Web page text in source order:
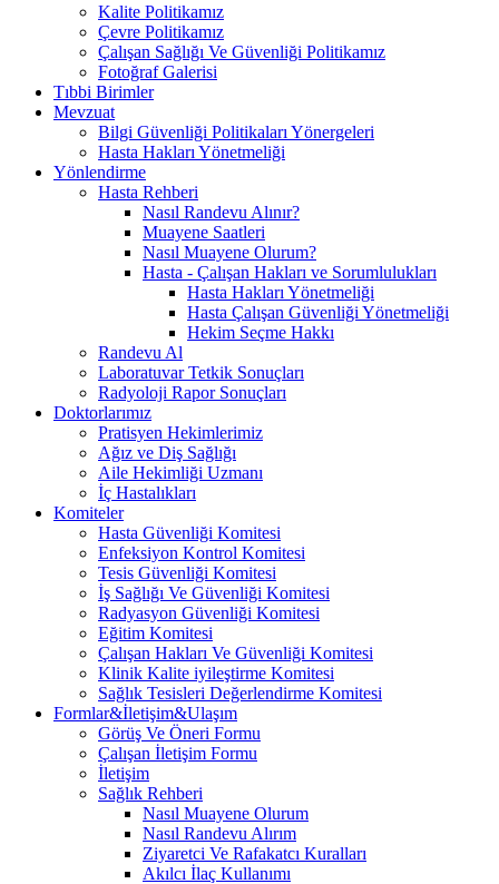
Kalite Politikamız
Çevre Politikamız
Çalışan Sağlığı Ve Güvenliği Politikamız
Fotoğraf Galerisi
Tıbbi Birimler
Mevzuat
Bilgi Güvenliği Politikaları Yönergeleri
Hasta Hakları Yönetmeliği
Yönlendirme
Hasta Rehberi
Nasıl Randevu Alınır?
Muayene Saatleri
Nasıl Muayene Olurum?
Hasta - Çalışan Hakları ve Sorumlulukları
Hasta Hakları Yönetmeliği
Hasta Çalışan Güvenliği Yönetmeliği
Hekim Seçme Hakkı
Randevu Al
Laboratuvar Tetkik Sonuçları
Radyoloji Rapor Sonuçları
Doktorlarımız
Pratisyen Hekimlerimiz
Ağız ve Diş Sağlığı
Aile Hekimliği Uzmanı
İç Hastalıkları
Komiteler
Hasta Güvenliği Komitesi
Enfeksiyon Kontrol Komitesi
Tesis Güvenliği Komitesi
İş Sağlığı Ve Güvenliği Komitesi
Radyasyon Güvenliği Komitesi
Eğitim Komitesi
Çalışan Hakları Ve Güvenliği Komitesi
Klinik Kalite iyileştirme Komitesi
Sağlık Tesisleri Değerlendirme Komitesi
Formlar&İletişim&Ulaşım
Görüş Ve Öneri Formu
Çalışan İletişim Formu
İletişim
Sağlık Rehberi
Nasıl Muayene Olurum
Nasıl Randevu Alırım
Ziyaretci Ve Rafakatcı Kuralları
Akılcı İlaç Kullanımı